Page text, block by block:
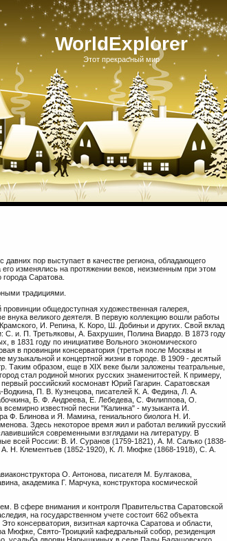
WorldExplorer
Этот прекрасный мир
давних пор выступает в качестве региона, обладающего
изменялись на протяжении веков, неизменным при этом
Саратова.
традициями.
общедоступная художественная галерея,
внука великого деятеля. В первую коллекцию вошли работы
И. Репина, К. Коро, Ш. Добиньи и других. Свой вклад
С. и. П. Третьяковы, А. Бахрушин, Полина Виардо. В 1873 году
в 1831 году по инициативе Вольного экономического
в провинции консерватория (третья после Москвы и
музыкальной и концертной жизни в городе. В 1909 - десятый
Таким образом, еще в XIX веке были заложены театральные,
стал родиной многих русских знаменитостей. К примеру,
российский космонавт Юрий Гагарин. Саратовская
П. В. Кузнецова, писателей К. А. Федина, Л. А.
Б. Ф. Андреева, Е. Лебедева, С. Филиппова, О.
известной песни "Калинка" - музыканта И.
Ф. Блинова и Я. Мамина, гениального биолога Н. И.
Здесь некоторое время жил и работал великий русский
современными взглядами на литературу. В
всей России: В. И. Суранов (1759-1821), А. М. Салько (1838-
Н. Клементьев (1852-1920), К. Л. Мюфке (1868-1918), С. А.
О. Антонова, писателя М. Булгакова,
академика Г. Марчука, конструктора космической
В сфере внимания и контроля Правительства Саратовской
на государственном учете состоит 662 объекта
консерватория, визитная карточка Саратова и области,
Мюфке, Свято-Троицкий кафедральный собор, резиденция